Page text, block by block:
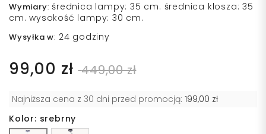
Wymiary: średnica lampy: 35 cm. średnica klosza: 35
cm. wysokość lampy: 30 cm.
Wysyłka w: 24 godziny
99,00 zł 449,00 zł
Najniższa cena z 30 dni przed promocją: 199,00 zł
Kolor: srebrny